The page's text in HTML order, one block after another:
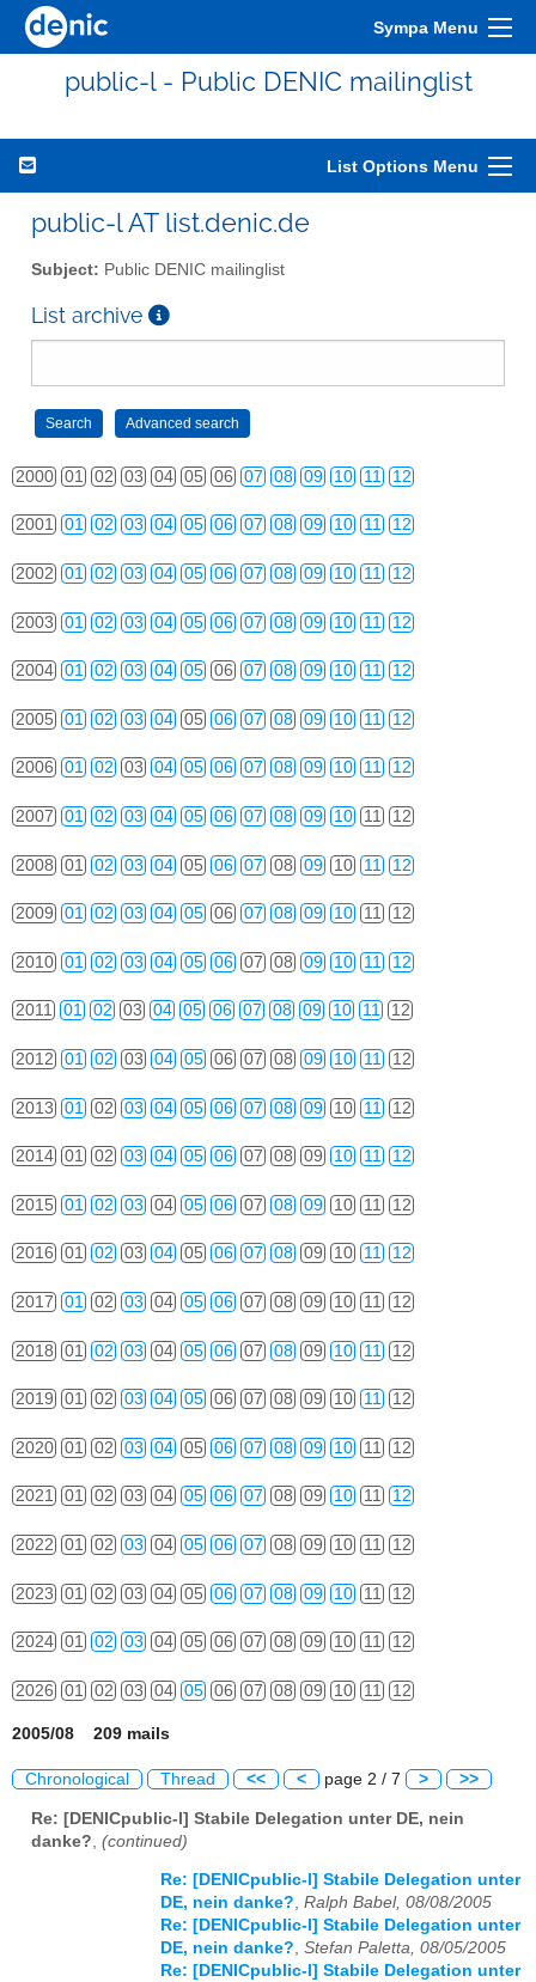
Sympa Menu
public-l - Public DENIC mailinglist
List Options Menu
public-l AT list.denic.de
Subject: Public DENIC mailinglist
List archive
2000 01 02 03 04 05 06 07 08 09 10 11 12
2001 01 02 03 04 05 06 07 08 09 10 11 12
2002 01 02 03 04 05 06 07 08 09 10 11 12
2003 01 02 03 04 05 06 07 08 09 10 11 12
2004 01 02 03 04 05 06 07 08 09 10 11 12
2005 01 02 03 04 05 06 07 08 09 10 11 12
2006 01 02 03 04 05 06 07 08 09 10 11 12
2007 01 02 03 04 05 06 07 08 09 10 11 12
2008 01 02 03 04 05 06 07 08 09 10 11 12
2009 01 02 03 04 05 06 07 08 09 10 11 12
2010 01 02 03 04 05 06 07 08 09 10 11 12
2011 01 02 03 04 05 06 07 08 09 10 11 12
2012 01 02 03 04 05 06 07 08 09 10 11 12
2013 01 02 03 04 05 06 07 08 09 10 11 12
2014 01 02 03 04 05 06 07 08 09 10 11 12
2015 01 02 03 04 05 06 07 08 09 10 11 12
2016 01 02 03 04 05 06 07 08 09 10 11 12
2017 01 02 03 04 05 06 07 08 09 10 11 12
2018 01 02 03 04 05 06 07 08 09 10 11 12
2019 01 02 03 04 05 06 07 08 09 10 11 12
2020 01 02 03 04 05 06 07 08 09 10 11 12
2021 01 02 03 04 05 06 07 08 09 10 11 12
2022 01 02 03 04 05 06 07 08 09 10 11 12
2023 01 02 03 04 05 06 07 08 09 10 11 12
2024 01 02 03 04 05 06 07 08 09 10 11 12
2026 01 02 03 04 05 06 07 08 09 10 11 12
2005/08 209 mails
Chronological Thread << < page 2 / 7 > >>
Re: [DENICpublic-l] Stabile Delegation unter DE, nein
danke? (continued)
Re: [DENICpublic-l] Stabile Delegation unter
DE, nein danke?, Ralph Babel, 08/08/2005
Re: [DENICpublic-l] Stabile Delegation unter
DE, nein danke?, Stefan Paletta, 08/05/2005
Re: [DENICpublic-l] Stabile Delegation unter